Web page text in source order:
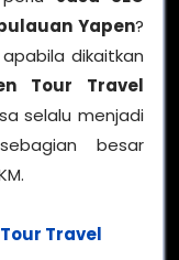
Yapen?
dikaitkan
Tour Travel
selalu menjadi
besar
Travel